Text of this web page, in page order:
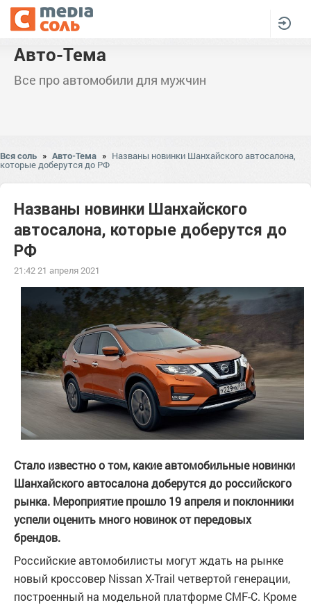
Авто-Тема
Все про автомобили для мужчин
Вся соль » Авто-Тема » Названы новинки Шанхайского автосалона,
которые доберутся до РФ
Названы новинки Шанхайского
автосалона, которые доберутся до
РФ
21:42 21 апреля 2021
Стало известно о том, какие автомобильные новинки
Шанхайского автосалона доберутся до российского
рынка. Мероприятие прошло 19 апреля и поклонники
успели оценить много новинок от передовых
брендов.
Российские автомобилисты могут ждать на рынке
новый кроссовер Nissan X-Trail четвертой генерации,
построенный на модельной платформе CMF-C. Кроме